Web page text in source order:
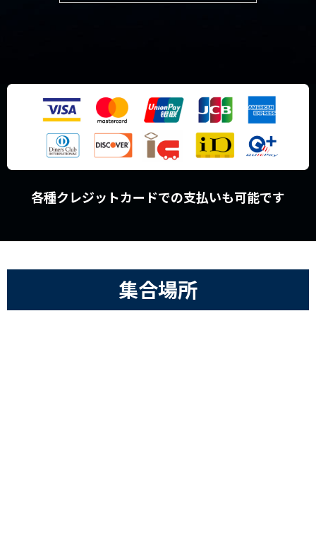
各種クレジットカードでの支払いも可能です
集合場所